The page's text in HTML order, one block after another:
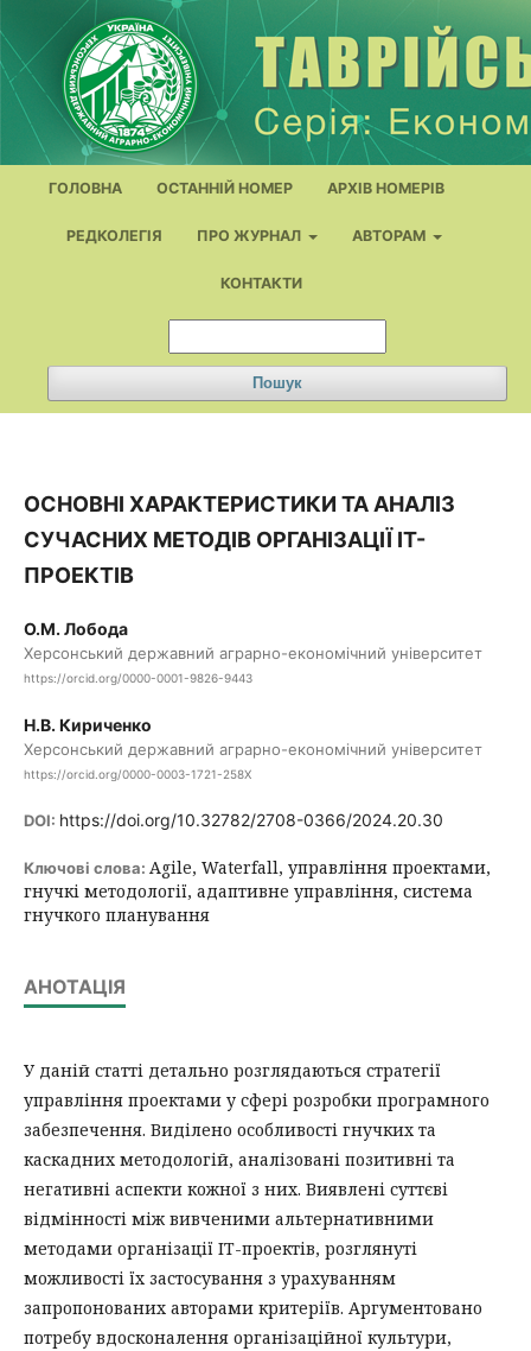
ГОЛОВНА ОСТАННІЙ НОМЕР АРХІВ НОМЕРІВ
РЕДКОЛЕГІЯ ПРО ЖУРНАЛ АВТОРАМ
КОНТАКТИ
Пошук
ОСНОВНІ ХАРАКТЕРИСТИКИ ТА АНАЛІЗ
СУЧАСНИХ МЕТОДІВ ОРГАНІЗАЦІЇ ІТ-
ПРОЕКТІВ
О.М. Лобода
Херсонський державний аграрно-економічний університет
https://orcid.org/0000-0001-9826-9443
Н.В. Кириченко
Херсонський державний аграрно-економічний університет
https://orcid.org/0000-0003-1721-258X
DOI: https://doi.org/10.32782/2708-0366/2024.20.30
Ключові слова: Agile, Waterfall, управління проектами,
гнучкі методології, адаптивне управління, система
гнучкого планування
АНОТАЦІЯ
У даній статті детально розглядаються стратегії
управління проектами у сфері розробки програмного
забезпечення. Виділено особливості гнучких та
каскадних методологій, аналізовані позитивні та
негативні аспекти кожної з них. Виявлені суттєві
відмінності між вивченими альтернативними
методами організації ІТ-проектів, розглянуті
можливості їх застосування з урахуванням
запропонованих авторами критеріїв. Аргументовано
потребу вдосконалення організаційної культури,